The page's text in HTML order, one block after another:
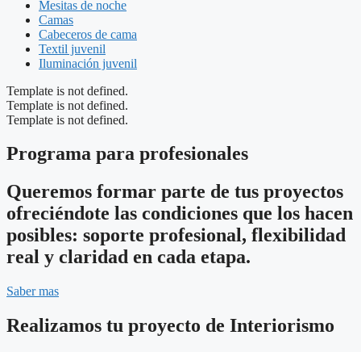
Mesitas de noche
Camas
Cabeceros de cama
Textil juvenil
Iluminación juvenil
Template is not defined.
Template is not defined.
Template is not defined.
Programa para profesionales
Queremos formar parte de tus proyectos
ofreciéndote las condiciones que los hacen
posibles: soporte profesional, flexibilidad
real y claridad en cada etapa.
Saber mas
Realizamos tu proyecto de Interiorismo